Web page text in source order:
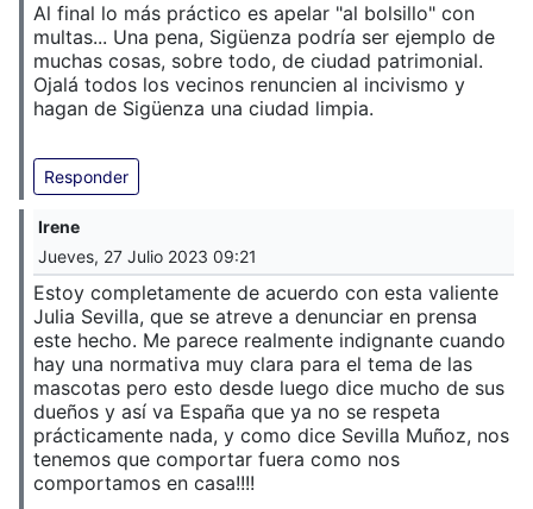
Al final lo más práctico es apelar "al bolsillo" con
multas... Una pena, Sigüenza podría ser ejemplo de
muchas cosas, sobre todo, de ciudad patrimonial.
Ojalá todos los vecinos renuncien al incivismo y
hagan de Sigüenza una ciudad limpia.
Responder
Irene
Jueves, 27 Julio 2023 09:21
Estoy completamente de acuerdo con esta valiente
Julia Sevilla, que se atreve a denunciar en prensa
este hecho. Me parece realmente indignante cuando
hay una normativa muy clara para el tema de las
mascotas pero esto desde luego dice mucho de sus
dueños y así va España que ya no se respeta
prácticamente nada, y como dice Sevilla Muñoz, nos
tenemos que comportar fuera como nos
comportamos en casa!!!!